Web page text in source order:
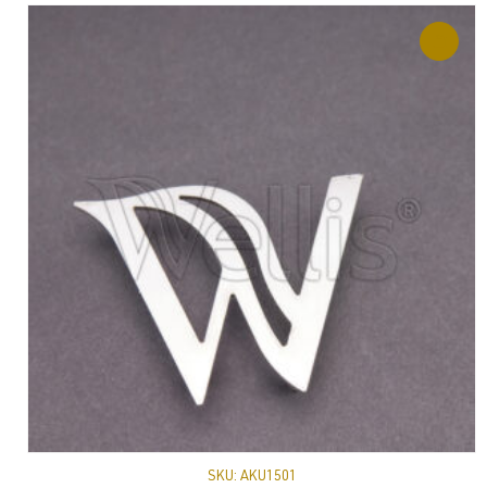
SKU: AKU1501